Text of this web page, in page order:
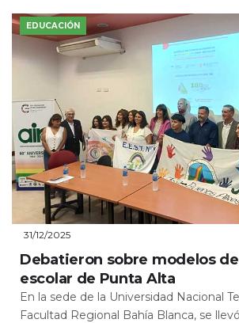
EDUCACIÓN
31/12/2025
Debatieron sobre modelos
escolar de Punta Alta
En la sede de la Universidad Nacional
Facultad Regional Bahía Blanca, se